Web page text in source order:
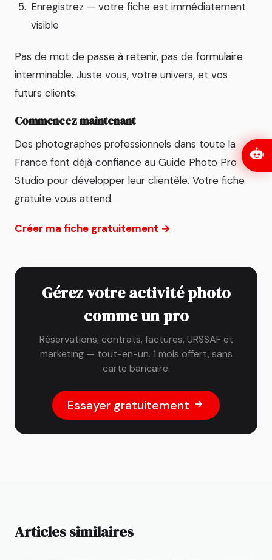
Enregistrez — votre fiche est immédiatement
visible
Pas de mot de passe à retenir, pas de formulaire
interminable. Juste vous, votre univers, et vos
futurs clients.
Commencez maintenant
Des photographes professionnels dans toute la
France font déjà confiance au Guide Photo Pro
Studio pour développer leur clientèle. Votre fiche
gratuite vous attend.
Créer ma fiche gratuitement →
Gérez votre activité photo
comme un pro
Réservations, contrats, factures, URSSAF et
marketing — tout-en-un. 1 mois offert, sans
carte bancaire.
Essayer gratuitement
Articles similaires